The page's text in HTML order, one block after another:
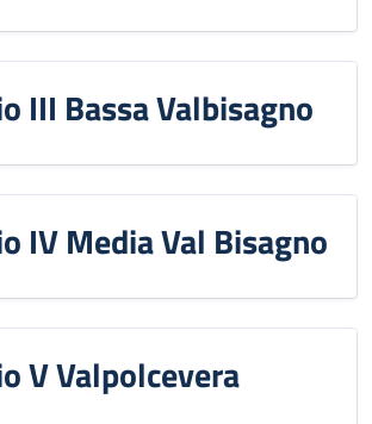
III Bassa Valbisagno
IV Media Val Bisagno
V Valpolcevera